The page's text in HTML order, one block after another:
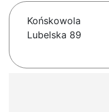
Końskowola
Lubelska 89